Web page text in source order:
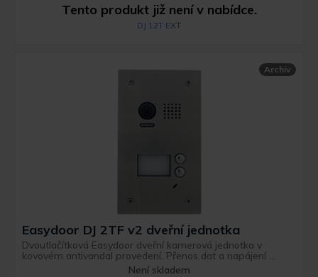
Tento produkt již není v nabídce.
DJ 12T EXT
Archiv
Easydoor DJ 2TF v2 dveřní jednotka
Dvoutlačítková Easydoor dveřní kamerová jednotka v
kovovém antivandal provedení. Přenos dat a napájení ...
Není skladem